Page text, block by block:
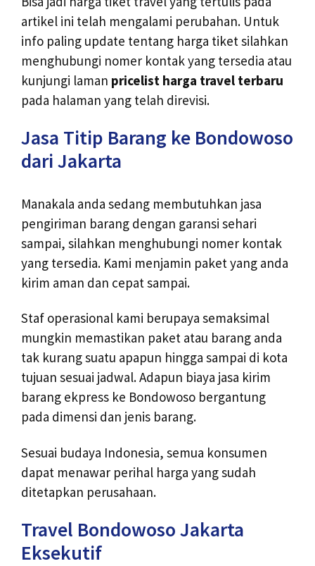
artikel ini telah mengalami perubahan. Untuk
info paling update tentang harga tiket silahkan
menghubungi nomer kontak yang tersedia atau
kunjungi laman pricelist harga travel terbaru
pada halaman yang telah direvisi.
Jasa Titip Barang ke Bondowoso
dari Jakarta
Manakala anda sedang membutuhkan jasa
pengiriman barang dengan garansi sehari
sampai, silahkan menghubungi nomer kontak
yang tersedia. Kami menjamin paket yang anda
kirim aman dan cepat sampai.
Staf operasional kami berupaya semaksimal
mungkin memastikan paket atau barang anda
tak kurang suatu apapun hingga sampai di kota
tujuan sesuai jadwal. Adapun biaya jasa kirim
barang ekpress ke Bondowoso bergantung
pada dimensi dan jenis barang.
Sesuai budaya Indonesia, semua konsumen
dapat menawar perihal harga yang sudah
ditetapkan perusahaan.
Travel Bondowoso Jakarta
Eksekutif